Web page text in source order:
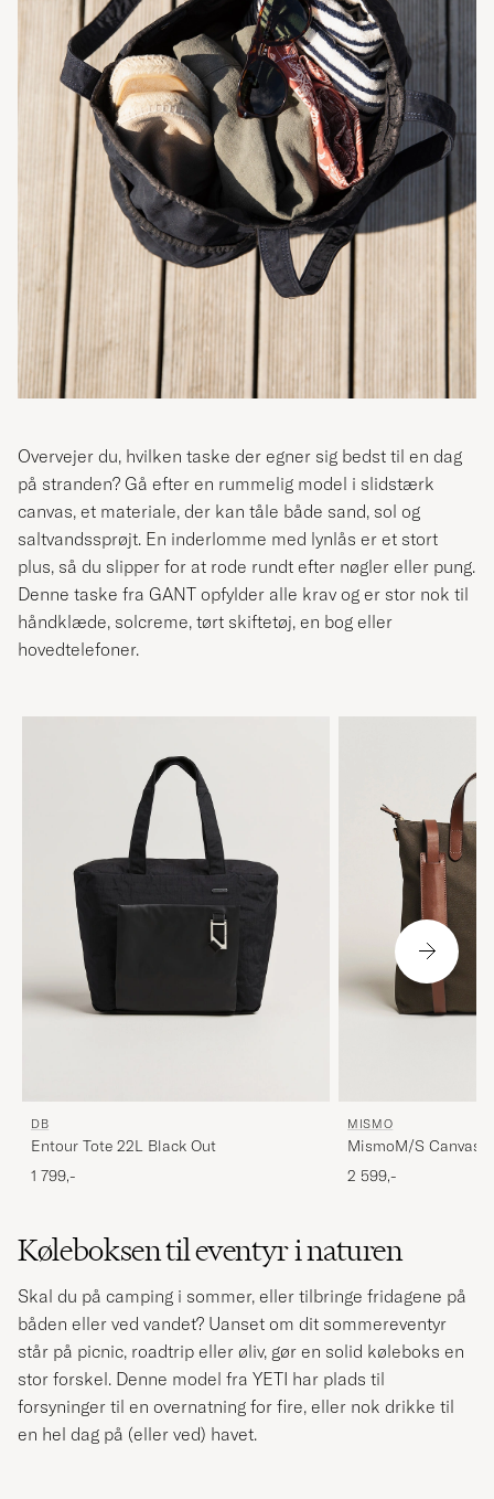
Overvejer du, hvilken taske der egner sig bedst til en dag
på stranden? Gå efter en rummelig model i slidstærk
canvas, et materiale, der kan tåle både sand, sol og
saltvandssprøjt. En inderlomme med lynlås er et stort
plus, så du slipper for at rode rundt efter nøgler eller pung.
Denne taske fra GANT opfylder alle krav og er stor nok til
håndklæde, solcreme, tørt skiftetøj, en bog eller
hovedtelefoner.
DB
Entour Tote 22L Black Out
1 799,-
MISMO
MismoM/S Canvas
2 599,-
Køleboksen til eventyr i naturen
Skal du på camping i sommer, eller tilbringe fridagene på
båden eller ved vandet? Uanset om dit sommereventyr
står på picnic, roadtrip eller øliv, gør en solid køleboks en
stor forskel. Denne model fra YETI har plads til
forsyninger til en overnatning for fire, eller nok drikke til
en hel dag på (eller ved) havet.